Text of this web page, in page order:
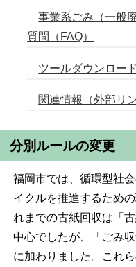
事業系ごみ（一般
質問（FAQ）
ツールダウンロード
関連情報（外部リン
分別ルールの変更
福岡市では、循環型社
イクルを推進するため
れまでの古紙回収は「
中心でしたが、「ごみ
に加わりました。これ